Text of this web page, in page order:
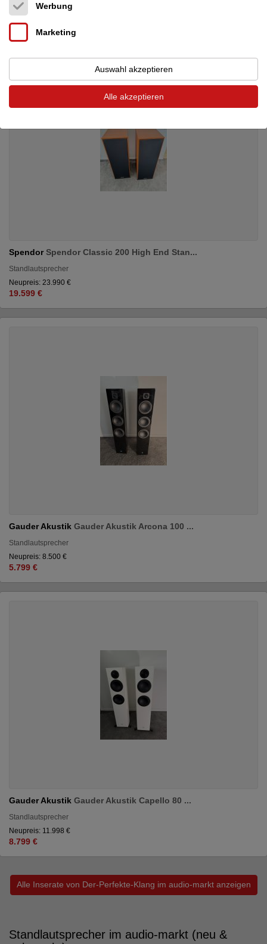
Neupreis: 6.660 €
SpendorSpendor Classic 200 High End Stan...
Standlautsprecher
Neupreis: 23.990 €
19.599 €
Gauder Akustik Gauder Akustik Arcona 100 ...
Standlautsprecher
Neupreis: 8.500 €
5.799 €
Gauder Akustik Gauder Akustik Capello 80 ...
Standlautsprecher
Neupreis: 11.998 €
8.799 €
Alle Inserate von Der-Perfekte-Klang im audio-markt anzeigen
Standlautsprecher im audio-markt (neu &
Werbung
Marketing
Auswahl akzeptieren
Alle akzeptieren